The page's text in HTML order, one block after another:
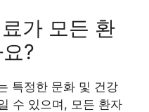
가 모든 환
?
특정한 문화 및 건강
수 있으며, 모든 환자